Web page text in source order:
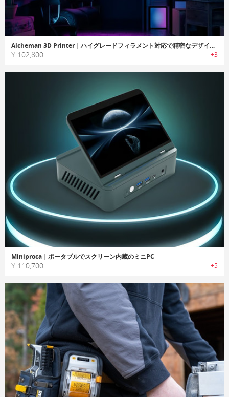
Alcheman 3D Printer｜ハイグレードフィラメント対応で精密なデザインも再現できる3Dプリンター
¥ 102,800 +3
Miniproca｜ポータブルでスクリーン内蔵のミニPC
¥ 110,700 +5